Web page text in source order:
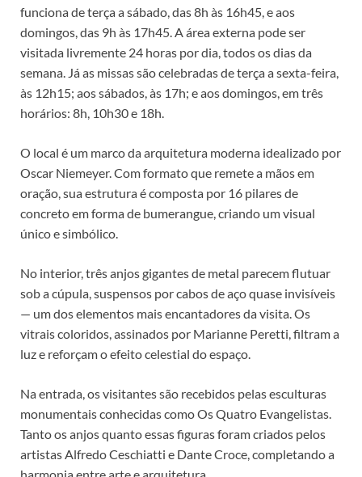
funciona de terça a sábado, das 8h às 16h45, e aos
domingos, das 9h às 17h45. A área externa pode ser
visitada livremente 24 horas por dia, todos os dias da
semana. Já as missas são celebradas de terça a sexta-feira,
às 12h15; aos sábados, às 17h; e aos domingos, em três
horários: 8h, 10h30 e 18h.
O local é um marco da arquitetura moderna idealizado por
Oscar Niemeyer. Com formato que remete a mãos em
oração, sua estrutura é composta por 16 pilares de
concreto em forma de bumerangue, criando um visual
único e simbólico.
No interior, três anjos gigantes de metal parecem flutuar
sob a cúpula, suspensos por cabos de aço quase invisíveis
— um dos elementos mais encantadores da visita. Os
vitrais coloridos, assinados por Marianne Peretti, filtram a
luz e reforçam o efeito celestial do espaço.
Na entrada, os visitantes são recebidos pelas esculturas
monumentais conhecidas como Os Quatro Evangelistas.
Tanto os anjos quanto essas figuras foram criados pelos
artistas Alfredo Ceschiatti e Dante Croce, completando a